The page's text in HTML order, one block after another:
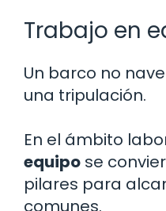
Trabajo en
Un barco no
una tripulación.
En el ámbito
equipo se
pilares para
comunes.